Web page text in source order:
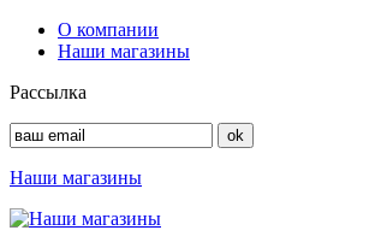
О компании
Наши магазины
Рассылка
Наши магазины